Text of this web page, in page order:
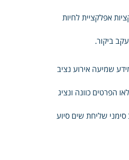
אפלקציית לחיות
ביקור.
שמיעה אירוע נציב
הפרטים כוונה ונציג
שליחת שים סיוע